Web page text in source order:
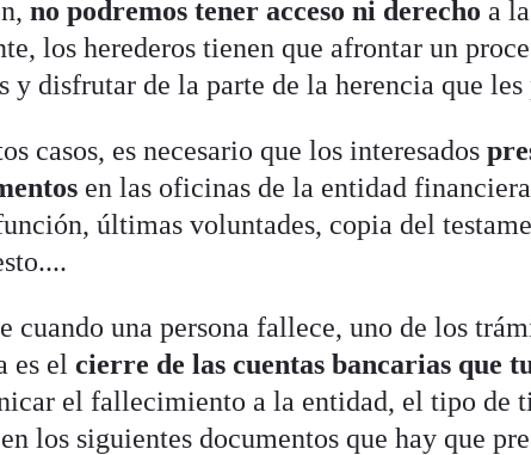
no podremos tener acceso ni derecho a
los herederos tienen que afrontar un
y disfrutar de la parte de la herencia que les
casos, es necesario que los interesados
en las oficinas de la entidad
últimas voluntades, copia del
cuando una persona fallece, uno de los
es elcierre de las cuentas bancarias que
el fallecimiento a la entidad, el tipo de
los siguientes documentos que hay que